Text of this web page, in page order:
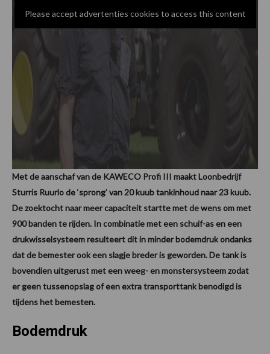
Please accept advertenties cookies to access this content
Met de aanschaf van de KAWECO Profi III maakt Loonbedrijf
Sturris Ruurlo de ‘sprong’ van 20 kuub tankinhoud naar 23 kuub.
De zoektocht naar meer capaciteit startte met de wens om met
900 banden te rijden. In combinatie met een schuif-as en een
drukwisselsysteem resulteert dit in minder bodemdruk ondanks
dat de bemester ook een slagje breder is geworden. De tank is
bovendien uitgerust met een weeg- en monstersysteem zodat
er geen tussenopslag of een extra transporttank benodigd is
tijdens het bemesten.
Bodemdruk